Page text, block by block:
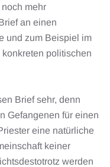
mehr
an einen
und zum Beispiel im
politischen
Brief sehr, denn
Gefangenen für einen
eine natürliche
keiner
werden